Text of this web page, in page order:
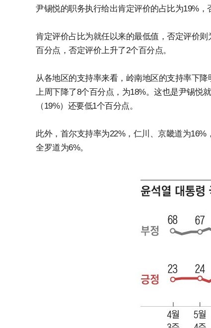
尹锡悦的职务执行给出肯定评价的占比为19%，
肯定评价占比为就任以来的最低值，否定评价
百分点，否定评价上升了2个百分点。
从各地区的支持率来看，岭南地区的支持率下
上周下降了8个百分点，为18%。这也是尹锡悦
（19%）还要低1个百分点。
此外，首尔支持率为22%，仁川、京畿道为16%
全罗道为6%。